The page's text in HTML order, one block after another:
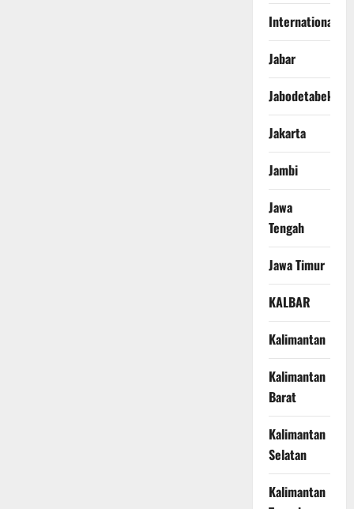
International
Jabar
Jabodetabek
Jakarta
Jambi
Jawa
Tengah
Jawa Timur
KALBAR
Kalimantan
Kalimantan
Barat
Kalimantan
Selatan
Kalimantan